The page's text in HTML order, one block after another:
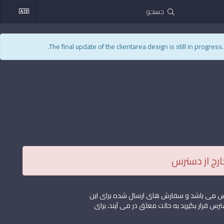
The final update of the clientarea design is still in
از دسترس
می باشد و سفارش های ارسال شده برای این
قرار بگیرید به حالت معلق در می آیند، برای